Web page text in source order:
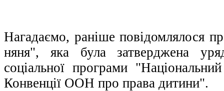
Нагадаємо, раніше повідомлялося
няня", яка була затверджена
соціальної програми
Конвенції ООН про права дитини".